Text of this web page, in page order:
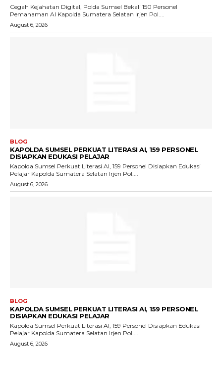
Cegah Kejahatan Digital, Polda Sumsel Bekali 150 Personel
Pemahaman AI Kapolda Sumatera Selatan Irjen Pol....
August 6, 2026
BLOG
KAPOLDA SUMSEL PERKUAT LITERASI AI, 159 PERSONEL
DISIAPKAN EDUKASI PELAJAR
Kapolda Sumsel Perkuat Literasi AI, 159 Personel Disiapkan Edukasi
Pelajar Kapolda Sumatera Selatan Irjen Pol....
August 6, 2026
BLOG
KAPOLDA SUMSEL PERKUAT LITERASI AI, 159 PERSONEL
DISIAPKAN EDUKASI PELAJAR
Kapolda Sumsel Perkuat Literasi AI, 159 Personel Disiapkan Edukasi
Pelajar Kapolda Sumatera Selatan Irjen Pol....
August 6, 2026